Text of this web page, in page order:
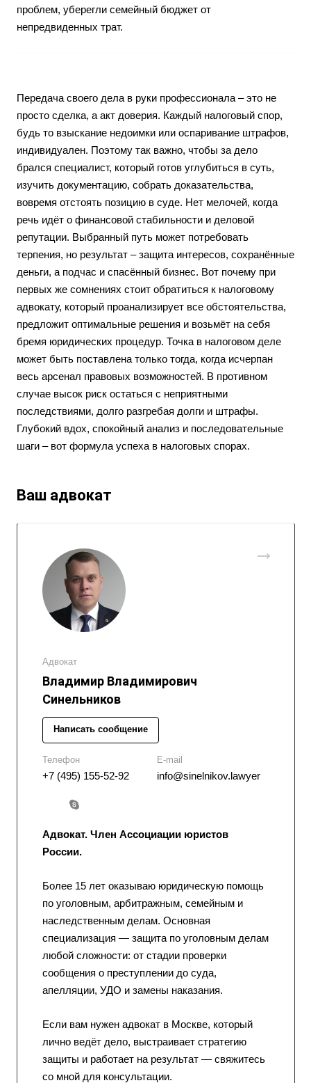
проблем, уберегли семейный бюджет от
непредвиденных трат.
Передача своего дела в руки профессионала – это не
просто сделка, а акт доверия. Каждый налоговый спор,
будь то взыскание недоимки или оспаривание штрафов,
индивидуален. Поэтому так важно, чтобы за дело
брался специалист, который готов углубиться в суть,
изучить документацию, собрать доказательства,
вовремя отстоять позицию в суде. Нет мелочей, когда
речь идёт о финансовой стабильности и деловой
репутации. Выбранный путь может потребовать
терпения, но результат – защита интересов, сохранённые
деньги, а подчас и спасённый бизнес. Вот почему при
первых же сомнениях стоит обратиться к налоговому
адвокату, который проанализирует все обстоятельства,
предложит оптимальные решения и возьмёт на себя
бремя юридических процедур. Точка в налоговом деле
может быть поставлена только тогда, когда исчерпан
весь арсенал правовых возможностей. В противном
случае высок риск остаться с неприятными
последствиями, долго разгребая долги и штрафы.
Глубокий вдох, спокойный анализ и последовательные
шаги – вот формула успеха в налоговых спорах.
Ваш адвокат
Адвокат
Владимир Владимирович
Синельников
Написать сообщение
Телефон
+7 (495) 155-52-92
E-mail
info@sinelnikov.lawyer
Адвокат. Член Ассоциации юристов
России.
Более 15 лет оказываю юридическую помощь
по уголовным, арбитражным, семейным и
наследственным делам. Основная
специализация — защита по уголовным делам
любой сложности: от стадии проверки
сообщения о преступлении до суда,
апелляции, УДО и замены наказания.
Если вам нужен адвокат в Москве, который
лично ведёт дело, выстраивает стратегию
защиты и работает на результат — свяжитесь
со мной для консультации.